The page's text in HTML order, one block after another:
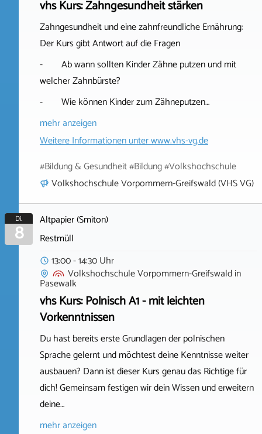
vhs Kurs: Zahngesundheit stärken
Zahngesundheit und eine zahnfreundliche Ernährung:
Der Kurs gibt Antwort auf die Fragen
- Ab wann sollten Kinder Zähne putzen und mit
welcher Zahnbürste?
- Wie können Kinder zum Zähneputzen…
mehr anzeigen
Weitere Informationen unterwww.vhs-vg.de
#Bildung & Gesundheit #Bildung #Volkshochschule
Volkshochschule Vorpommern-Greifswald (VHS VG)
Di.
8
Altpapier (Smiton)
Restmüll
13:00 - 14:30 Uhr
Volkshochschule Vorpommern-Greifswaldin
Pasewalk
vhs Kurs: Polnisch A1 - mit leichten
Vorkenntnissen
Du hast bereits erste Grundlagen der polnischen
Sprache gelernt und möchtest deine Kenntnisse weiter
ausbauen? Dann ist dieser Kurs genau das Richtige für
dich! Gemeinsam festigen wir dein Wissen und erweitern
deine…
mehr anzeigen